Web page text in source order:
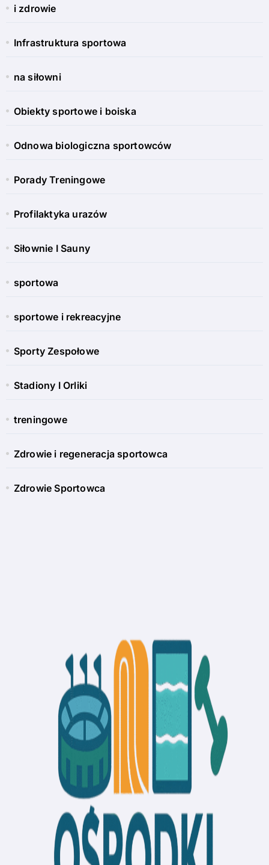
i zdrowie
Infrastruktura sportowa
na siłowni
Obiekty sportowe i boiska
Odnowa biologiczna sportowców
Porady Treningowe
Profilaktyka urazów
Siłownie I Sauny
sportowa
sportowe i rekreacyjne
Sporty Zespołowe
Stadiony I Orliki
treningowe
Zdrowie i regeneracja sportowca
Zdrowie Sportowca